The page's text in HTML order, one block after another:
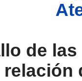
de
relación